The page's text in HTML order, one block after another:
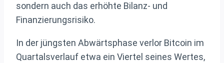
sondern auch das erhöhte Bilanz‑ und
Finanzierungsrisiko.
In der jüngsten Abwärtsphase verlor Bitcoin im
Quartalsverlauf etwa ein Viertel seines Wertes,